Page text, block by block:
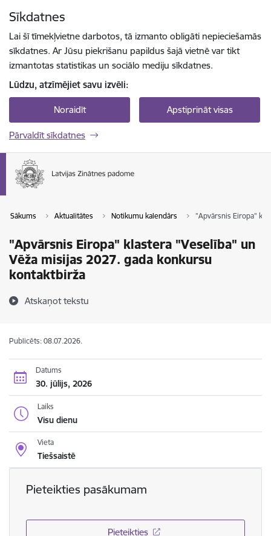
Sīkdatnes
Lai šī tīmekļvietne darbotos, tā izmanto obligāti nepieciešamās
sīkdatnes. Ar Jūsu piekrišanu papildus šajā vietnē var tikt
izmantotas statistikas un sociālo mediju sīkdatnes.
Lūdzu, atzīmējiet savu izvēli:
Noraidīt Apstiprināt visas
Pārvaldīt sīkdatnes
Sākums Aktualitātes Notikumu kalendārs "Apvārsnis Eiropa"
"Apvārsnis Eiropa" klastera "Veselība" un
Vēža misijas 2027. gada konkursu
kontaktbirža
Atskaņot tekstu
Publicēts: 08.07.2026.
Datums
30. jūlijs, 2026
Laiks
Visu dienu
Vieta
Tiešsaistē
Pieteikties pasākumam
Pieteikties